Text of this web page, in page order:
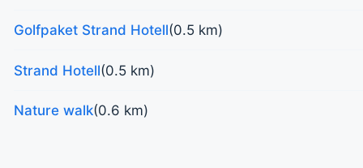
Golfpaket Strand Hotell(0.5 km)
Strand Hotell(0.5 km)
Nature walk(0.6 km)